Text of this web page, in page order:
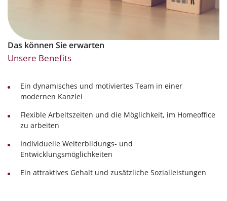
Das können Sie erwarten
Unsere Benefits
Ein dynamisches und motiviertes Team in einer
modernen Kanzlei
Flexible Arbeitszeiten und die Möglichkeit, im Homeoffice
zu arbeiten
Individuelle Weiterbildungs- und
Entwicklungsmöglichkeiten
Ein attraktives Gehalt und zusätzliche Sozialleistungen